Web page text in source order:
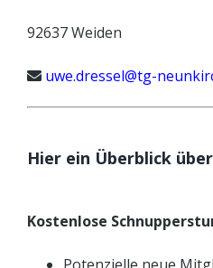
92637 Weiden
uwe.dressel@tg-
Hier ein Überblick
Kostenlose